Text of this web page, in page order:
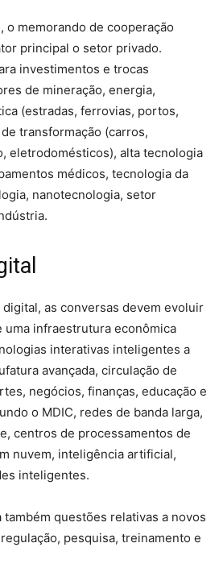
o memorando de cooperação
principal o setor privado.
investimentos e trocas
de mineração, energia,
(estradas, ferrovias, portos,
transformação (carros,
eletrodomésticos), alta tecnologia
médicos, tecnologia da
nanotecnologia, setor
digital, as conversas devem evoluir
uma infraestrutura econômica
interativas inteligentes a
avançada, circulação de
negócios, finanças, educação e
o MDIC, redes de banda larga,
centros de processamentos de
nuvem, inteligência artificial,
inteligentes.
também questões relativas a novos
pesquisa, treinamento e